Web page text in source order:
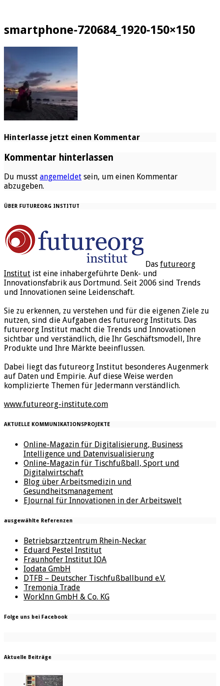
smartphone-720684_1920-150×150
Hinterlasse jetzt einen Kommentar
Kommentar hinterlassen
Du musst angemeldet sein, um einen Kommentar
abzugeben.
ÜBER FUTUREORG INSTITUT
Das futureorg
Institut ist eine inhabergeführte Denk- und
Innovationsfabrik aus Dortmund. Seit 2006 sind Trends
und Innovationen seine Leidenschaft.
Sie zu erkennen, zu verstehen und für die eigenen Ziele zu
nutzen, sind die Aufgaben des futureorg Instituts. Das
futureorg Institut macht die Trends und Innovationen
sichtbar und verständlich, die Ihr Geschäftsmodell, Ihre
Produkte und Ihre Märkte beeinflussen.
Dabei liegt das futureorg Institut besonderes Augenmerk
auf Daten und Empirie. Auf diese Weise werden
komplizierte Themen für Jedermann verständlich.
www.futureorg-institute.com
AKTUELLE KOMMUNIKATIONSPROJEKTE
Online-Magazin für Digitalisierung, Business
Intelligence und Datenvisualisierung
Online-Magazin für Tischfußball, Sport und
Digitalwirtschaft
Blog über Arbeitsmedizin und
Gesundheitsmanagement
EJournal für Innovationen in der Arbeitswelt
ausgewählte Referenzen
Betriebsarztzentrum Rhein-Neckar
Eduard Pestel Institut
Fraunhofer Institut IOA
Iodata GmbH
DTFB – Deutscher Tischfußballbund e.V.
Tremonia Trade
WorkInn GmbH & Co. KG
Folge uns bei Facebook
Aktuelle Beiträge